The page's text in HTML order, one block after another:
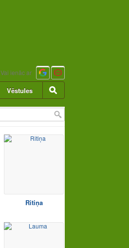
Vai ienāc ar
Vēstules
Ritiņa